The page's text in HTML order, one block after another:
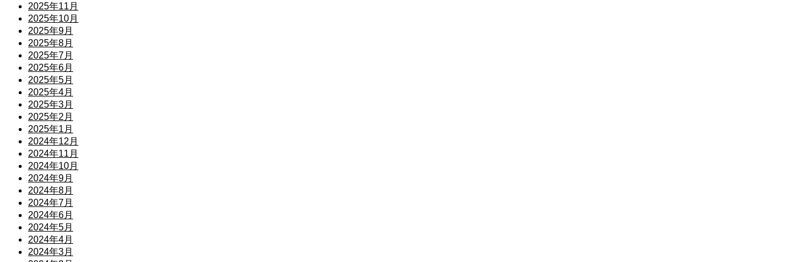
2025年11月
2025年10月
2025年9月
2025年8月
2025年7月
2025年6月
2025年5月
2025年4月
2025年3月
2025年2月
2025年1月
2024年12月
2024年11月
2024年10月
2024年9月
2024年8月
2024年7月
2024年6月
2024年5月
2024年4月
2024年3月